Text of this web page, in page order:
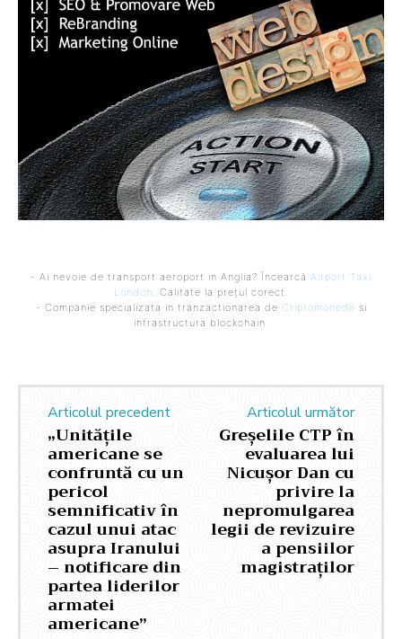
- Ai nevoie de transport aeroport in Anglia? Încearcă Airport Taxi
London. Calitate la prețul corect.
- Companie specializata in tranzactionarea de Criptomonede si
infrastructura blockchain.
Articolul precedent
„Unitățile
americane se
confruntă cu un
pericol
semnificativ în
cazul unui atac
asupra Iranului
– notificare din
partea liderilor
armatei
americane”
Articolul următor
Greșelile CTP în
evaluarea lui
Nicușor Dan cu
privire la
nepromulgarea
legii de revizuire
a pensiilor
magistraților